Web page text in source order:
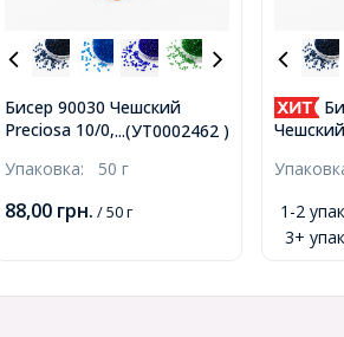
...(УТ0002462 )
Бисер 90030 Чешский
Preciosa 10/0, Прозрачный
(УТ0002462)
Упаковка: 50 г
88,00 грн. / 50 г
1-2
3+